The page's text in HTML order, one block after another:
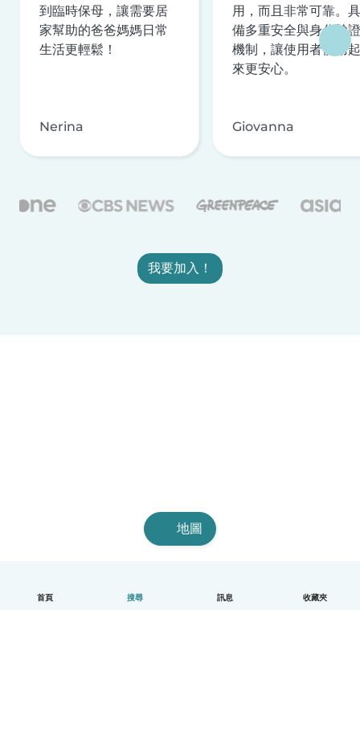
首頁 搜尋 訊息 收藏夾
到臨時保母，讓需要居
家幫助的爸爸媽媽日常
生活更輕鬆！
Nerina
用，而且非常可靠。具
備多重安全與身分驗證
機制，讓使用者使用起
來更安心。
Giovanna
我要加入！
地圖